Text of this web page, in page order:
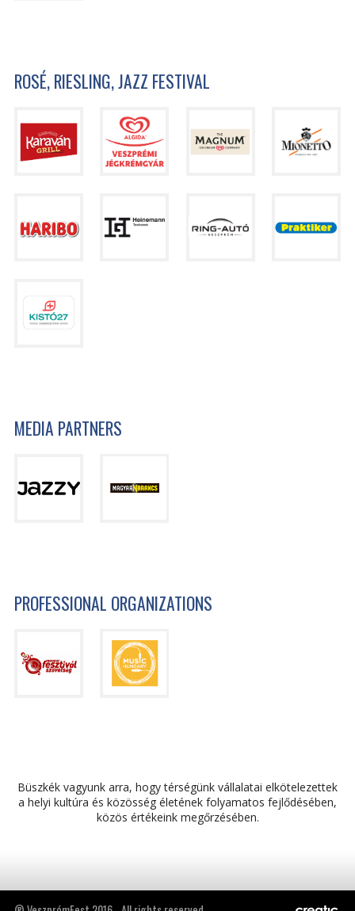
ROSÉ, RIESLING, JAZZ FESTIVAL
MEDIA PARTNERS
PROFESSIONAL ORGANIZATIONS
Büszkék vagyunk arra, hogy térségünk vállalatai elkötelezettek
a helyi kultúra és közösség életének folyamatos fejlődésében,
közös értékeink megőrzésében.